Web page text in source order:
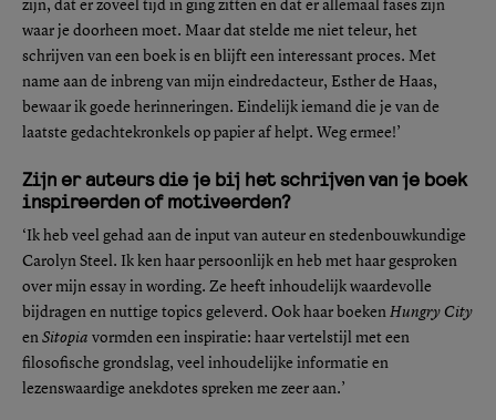
zijn, dat er zoveel tijd in ging zitten en dat er allemaal fases zijn
waar je doorheen moet. Maar dat stelde me niet teleur, het
schrijven van een boek is en blijft een interessant proces. Met
name aan de inbreng van mijn eindredacteur, Esther de Haas,
bewaar ik goede herinneringen. Eindelijk iemand die je van de
laatste gedachtekronkels op papier af helpt. Weg ermee!’
Zijn er auteurs die je bij het schrijven van je boek
inspireerden of motiveerden?
‘Ik heb veel gehad aan de input van auteur en stedenbouwkundige
Carolyn Steel. Ik ken haar persoonlijk en heb met haar gesproken
over mijn essay in wording. Ze heeft inhoudelijk waardevolle
bijdragen en nuttige topics geleverd. Ook haar boeken Hungry City
en Sitopia vormden een inspiratie: haar vertelstijl met een
filosofische grondslag, veel inhoudelijke informatie en
lezenswaardige anekdotes spreken me zeer aan.’